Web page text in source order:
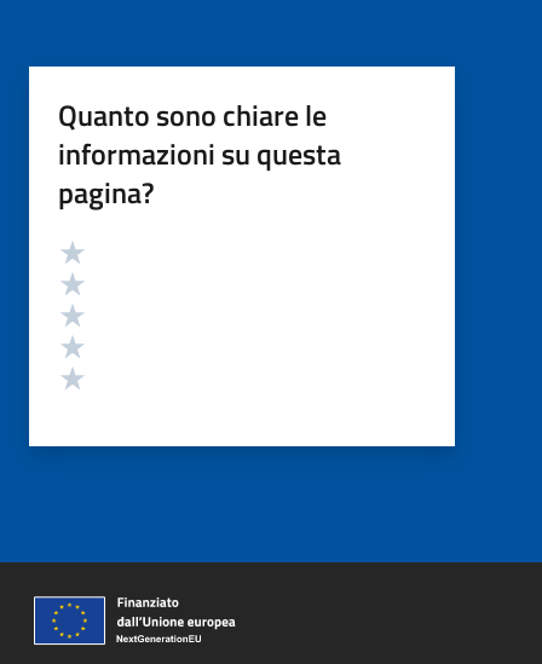
Quanto sono chiare le
informazioni su questa
pagina?
Valutazione